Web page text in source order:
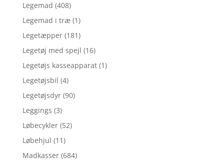
Legemad (408)
Legemad i træ (1)
Legetæpper (181)
Legetøj med spejl (16)
Legetøjs kasseapparat (1)
Legetøjsbil (4)
Legetøjsdyr (90)
Leggings (3)
Løbecykler (52)
Løbehjul (11)
Madkasser (684)